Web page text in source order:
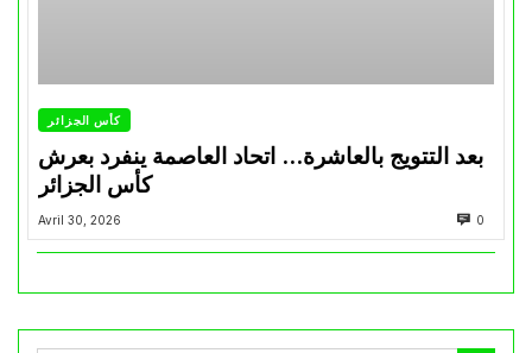
كأس الجزائر
بعد التتويج بالعاشرة… اتحاد العاصمة ينفرد بعرش
كأس الجزائر
Avril 30, 2026 0